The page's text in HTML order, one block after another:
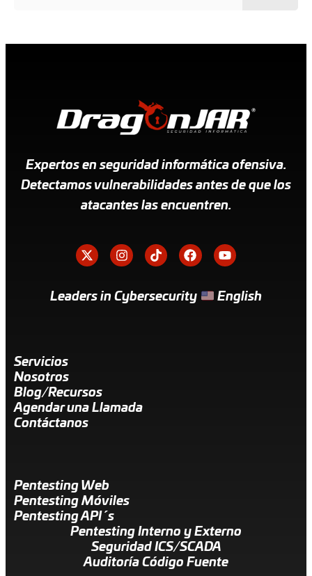
Expertos en seguridad informática ofensiva.
Detectamos vulnerabilidades antes de que los
atacantes las encuentren.
Leaders in Cybersecurity English
Servicios
Nosotros
Blog/Recursos
Agendar una Llamada
Contáctanos
Pentesting Web
Pentesting Móviles
Pentesting API´s
Pentesting Interno y Externo
Seguridad ICS/SCADA
Auditoría Código Fuente